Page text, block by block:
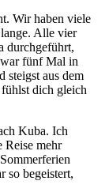
Wir haben viele
Alle vier
durchgeführt,
fünf Mal in
steigst aus dem
dich gleich
Kuba. Ich
Reise mehr
so begeistert,